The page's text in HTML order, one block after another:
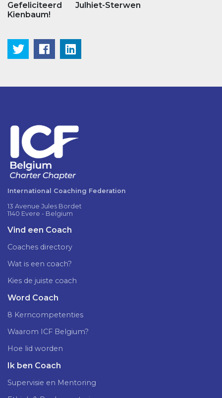
Gefeliciteerd Julhiet-Sterwen
Kienbaum!
International Coaching Federation
13 Avenue Jules Bordet
1140 Evere - Belgium
Vind een Coach
Coaches directory
Wat is een coach?
Kies de juiste coach
Word Coach
8 Kerncompetenties
Waarom ICF Belgium?
Hoe lid worden
Ik ben Coach
Supervisie en Mentoring